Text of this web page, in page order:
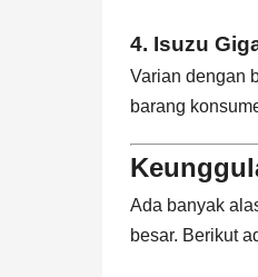
4. Isuzu
Varian dengan
barang
Ada banyak
besar. Berikut